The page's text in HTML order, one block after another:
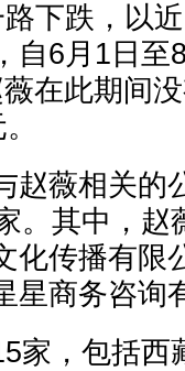
下跌，以
自6月1日至
在此期间
赵薇相关的
。其中，赵
化传播有限
星商务咨询
家，包括西